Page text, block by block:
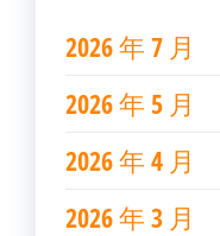
2026 年 7 月
2026 年 5 月
2026 年 4 月
2026 年 3 月